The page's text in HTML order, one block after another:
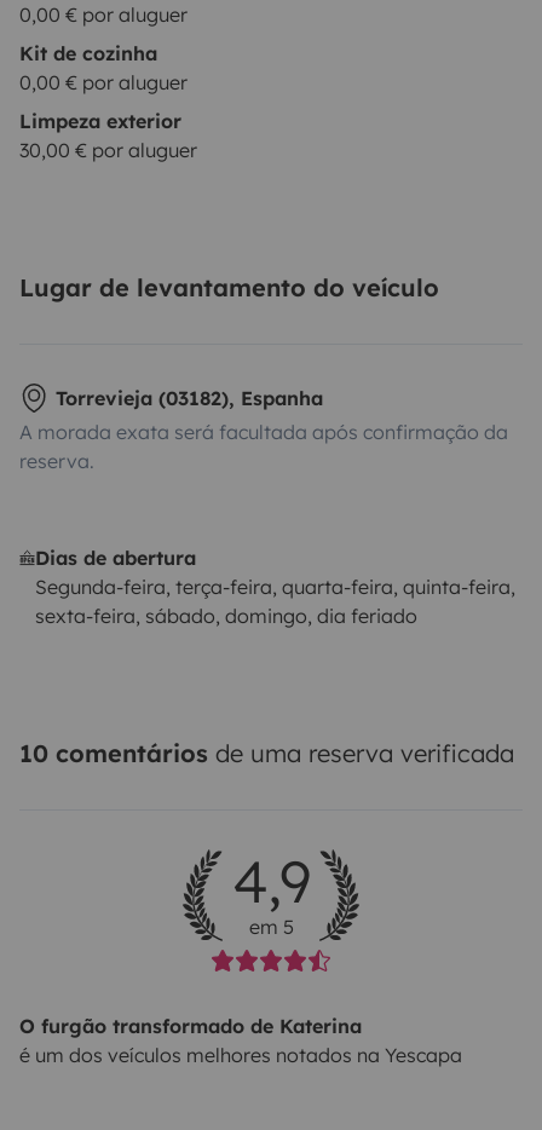
0,00 € por aluguer
Kit de cozinha
0,00 € por aluguer
Limpeza exterior
30,00 € por aluguer
Lugar de levantamento do veículo
Torrevieja (03182), Espanha
A morada exata será facultada após confirmação da
reserva.
Dias de abertura
Segunda-feira, terça-feira, quarta-feira, quinta-feira,
sexta-feira, sábado, domingo, dia feriado
10 comentários de uma reserva verificada
4,9
em 5
O furgão transformado de Katerina
é um dos veículos melhores notados na Yescapa